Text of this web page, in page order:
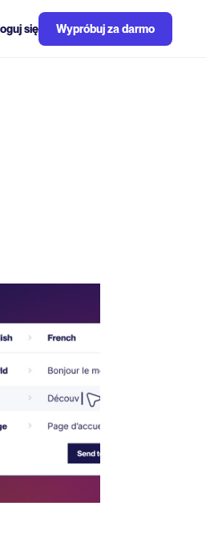
się Wypróbuj za darmo